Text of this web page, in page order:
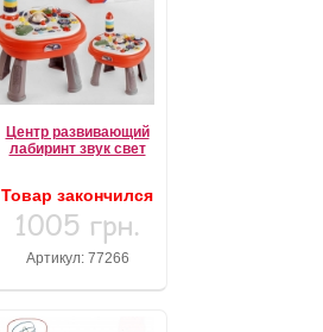
Центр развивающий
лабиринт звук свет
Товар закончился
1005 грн.
Артикул: 77266